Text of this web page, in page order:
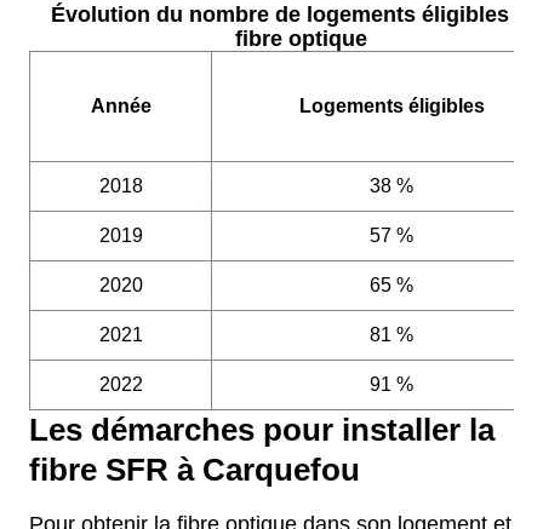
Évolution du nombre de logements éligibles à
fibre optique
Année Logements éligibles
2018 38 %
2019 57 %
2020 65 %
2021 81 %
2022 91 %
Les démarches pour installer la
fibre SFR à Carquefou
Pour obtenir la fibre optique dans son logement et